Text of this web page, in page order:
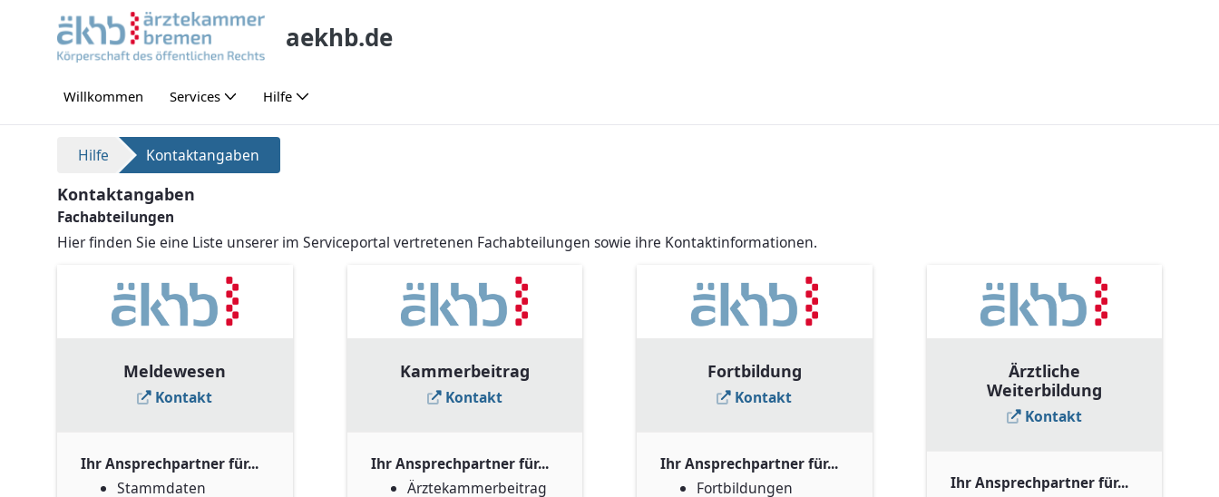
Skip to Main Content
aekhb.de
Willkommen Services Hilfe
Kontaktangaben
Hilfe Kontaktangaben
Kontaktangaben
Fachabteilungen
Hier finden Sie eine Liste unserer im Serviceportal vertretenen Fachabteilungen sowie ihre Kontaktinformationen.
Meldewesen
Kontakt
Ihr Ansprechpartner für...
Stammdaten
Kammerbeitrag
Kontakt
Ihr Ansprechpartner für...
Ärztekammerbeitrag
Fortbildung
Kontakt
Ihr Ansprechpartner für...
Fortbildungen
Ärztliche
Weiterbildung
Kontakt
Ihr Ansprechpartner für...